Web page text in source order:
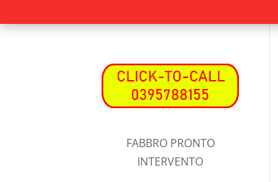
FABBRO PRONTO
INTERVENTO